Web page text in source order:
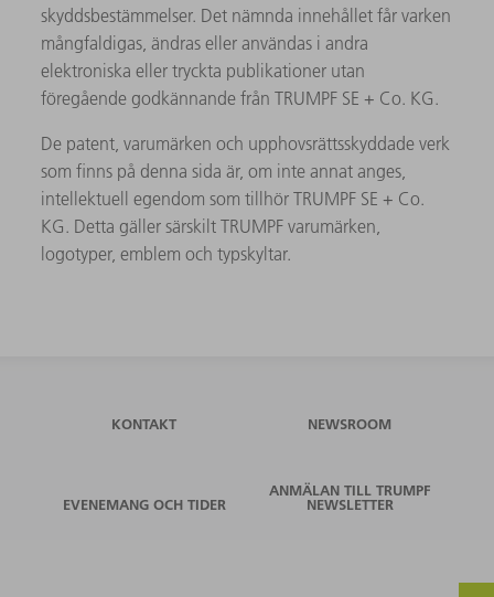
skyddsbestämmelser. Det nämnda innehållet får varken
mångfaldigas, ändras eller användas i andra
elektroniska eller tryckta publikationer utan
föregående godkännande från TRUMPF SE + Co. KG.
De patent, varumärken och upphovsrättsskyddade verk
som finns på denna sida är, om inte annat anges,
intellektuell egendom som tillhör TRUMPF SE + Co.
KG. Detta gäller särskilt TRUMPF varumärken,
logotyper, emblem och typskyltar.
KONTAKT NEWSROOM
EVENEMANG OCH TIDER
ANMÄLAN TILL TRUMPF
NEWSLETTER